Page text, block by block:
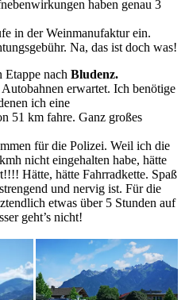
haben genau 3
in der Weinmanufaktur ein.
Na, das ist doch was!
nach Bludenz.
erwartet. Ich benötige
ich eine
51 km fahre. Ganz großes
für die Polizei. Weil ich die
nicht eingehalten habe, hätte
Hätte, hätte Fahrradkette. Spaß
und nervig ist. Für die
etwas über 5 Stunden auf
geht’s nicht!